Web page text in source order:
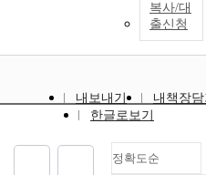
복사/대
출신청
내보내기
내책장
한글로보기
정확도순